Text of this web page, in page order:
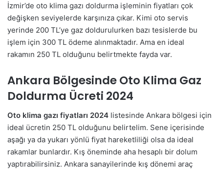
İzmir’de oto klima gazı doldurma işleminin fiyatları çok
değişken seviyelerde karşınıza çıkar. Kimi oto servis
yerinde 200 TL’ye gaz doldurulurken bazı tesislerde bu
işlem için 300 TL ödeme alınmaktadır. Ama en ideal
rakamın 250 TL olduğunu belirtmekte fayda var.
Ankara Bölgesinde Oto Klima Gaz
Doldurma Ücreti 2024
Oto klima gazı fiyatları 2024 listesinde Ankara bölgesi için
ideal ücretin 250 TL olduğunu belirtelim. Sene içerisinde
aşağı ya da yukarı yönlü fiyat hareketliliği olsa da ideal
rakamlar bunlardır. Kış öneminde aha hesaplı bir dolum
yaptırabilirsiniz. Ankara sanayilerinde kış dönemi araç